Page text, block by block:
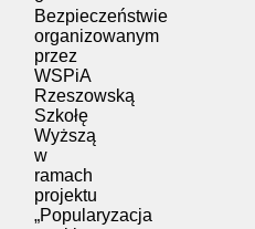
Bezpieczeństwie
organizowanym
przez
WSPiA
Rzeszowską
Szkołę
Wyższą
w
ramach
projektu
„Popularyzacja